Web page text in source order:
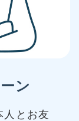
ン
人とお友